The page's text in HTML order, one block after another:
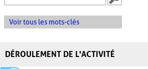
Voir tous les mots-clés
DÉROULEMENT DE L'ACTIVITÉ